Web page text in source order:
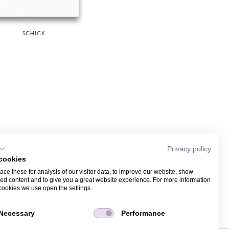
SCHICK
Privacy policy
these for analysis of our visitor data, to improve our website, show
content and to give you a great website experience. For more information
we use open the settings.
Performance